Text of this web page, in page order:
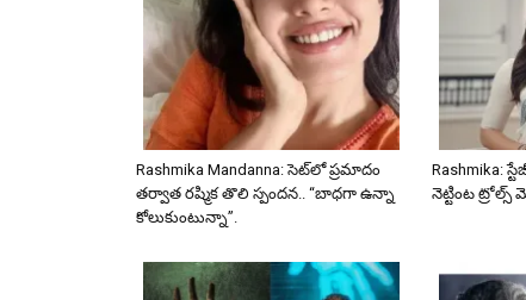
Rashmika Mandanna: సెట్‌లో ప్రమాదం
తర్వాత రష్మిక తొలి స్పందన.. “బాధగా ఉన్నా
కోలుకుంటున్నా”.
Rashmika:
నెట్టింట